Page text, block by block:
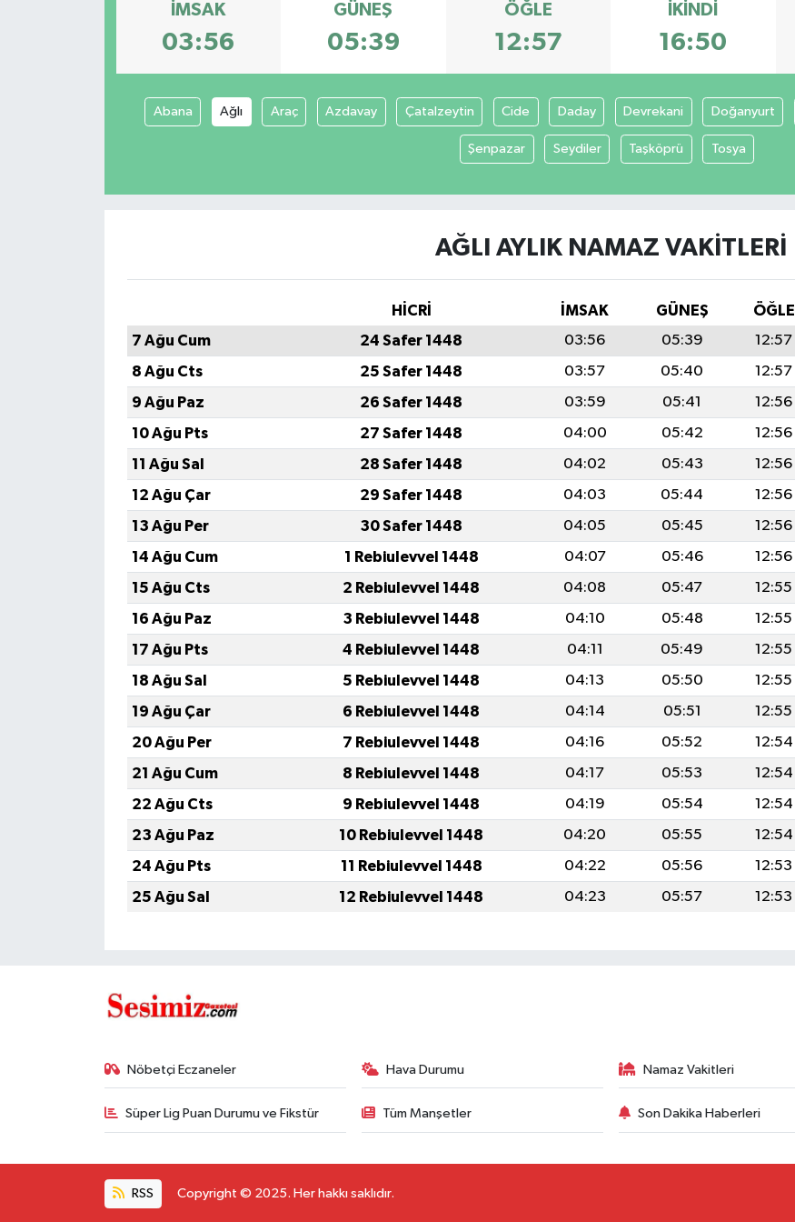
İMSAK
03:56
GÜNEŞ
05:39
ÖĞLE
12:57
İKINDI
16:50
Abana Ağlı Araç Azdavay Çatalzeytin Cide Daday Devrekani Doğanyurt
Şenpazar Seydiler Taşköprü Tosya
AĞLI AYLIK NAMAZ VAKITLERI
HİCRİ İMSAK GÜNEŞ ÖĞLE
7 Ağu Cum
24 Safer 1448 03:56 05:39 12:57
8 Ağu Cts
25 Safer 1448 03:57 05:40 12:57
9 Ağu Paz
26 Safer 1448 03:59 05:41 12:56
10 Ağu Pts
27 Safer 1448 04:00 05:42 12:56
11 Ağu Sal
28 Safer 1448 04:02 05:43 12:56
12 Ağu Çar
29 Safer 1448 04:03 05:44 12:56
13 Ağu Per
30 Safer 1448 04:05 05:45 12:56
14 Ağu Cum
1 Rebiulevvel 1448 04:07 05:46 12:56
15 Ağu Cts
2 Rebiulevvel 1448 04:08 05:47 12:55
16 Ağu Paz
3 Rebiulevvel 1448 04:10 05:48 12:55
17 Ağu Pts
4 Rebiulevvel 1448 04:11 05:49 12:55
18 Ağu Sal
5 Rebiulevvel 1448 04:13 05:50 12:55
19 Ağu Çar
6 Rebiulevvel 1448 04:14 05:51 12:55
20 Ağu Per
7 Rebiulevvel 1448 04:16 05:52 12:54
21 Ağu Cum
8 Rebiulevvel 1448 04:17 05:53 12:54
22 Ağu Cts
9 Rebiulevvel 1448 04:19 05:54 12:54
23 Ağu Paz
10 Rebiulevvel 1448 04:20 05:55 12:54
24 Ağu Pts
11 Rebiulevvel 1448 04:22 05:56 12:53
25 Ağu Sal
12 Rebiulevvel 1448 04:23 05:57 12:53
Nöbetçi Eczaneler Hava Durumu Namaz Vakitleri
Süper Lig Puan Durumu ve Fikstür Tüm Manşetler Son Dakika Haberleri
RSS Copyright © 2025. Her hakkı saklıdır.
Teknoloji
Tokat Haberleri